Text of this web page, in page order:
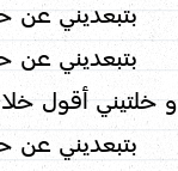
بتبعديني عن
بتبعديني عن
و خلتيني أقول
بتبعديني عن